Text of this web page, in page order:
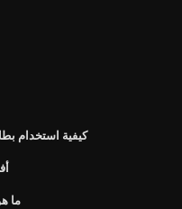
كيفية استخدام
ما